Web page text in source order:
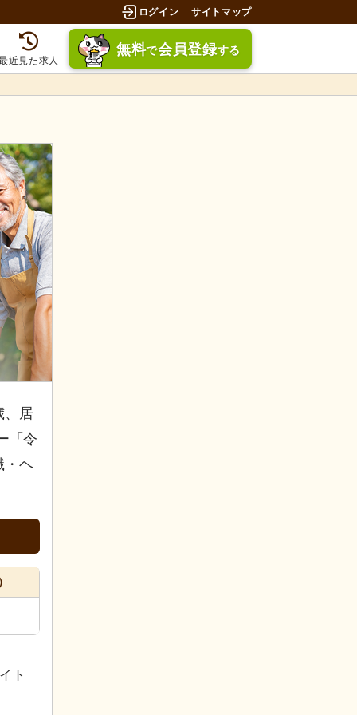
ログイン サイトマップ
近見た求人
無料で会員登録する
、居
「令
・ヘ
ト